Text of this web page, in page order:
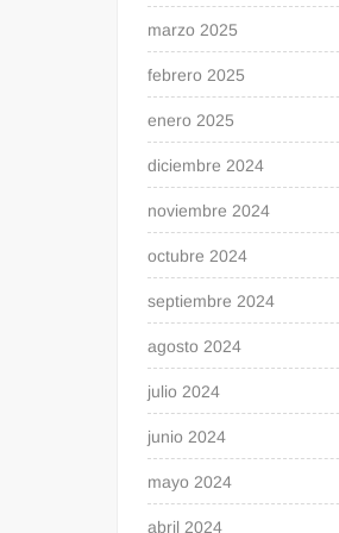
marzo 2025
febrero 2025
enero 2025
diciembre 2024
noviembre 2024
octubre 2024
septiembre 2024
agosto 2024
julio 2024
junio 2024
mayo 2024
abril 2024